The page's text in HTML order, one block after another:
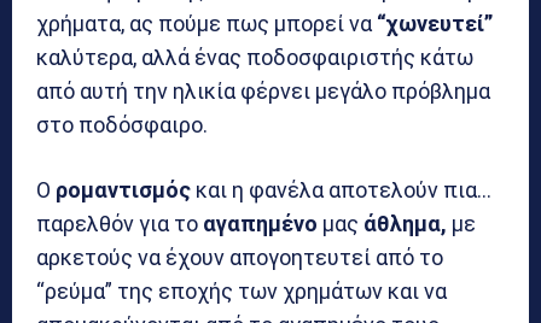
χρήματα, ας πούμε πως μπορεί να “χωνευτεί”
καλύτερα, αλλά ένας ποδοσφαιριστής κάτω
από αυτή την ηλικία φέρνει μεγάλο πρόβλημα
στο ποδόσφαιρο.
Ο ρομαντισμός και η φανέλα αποτελούν πια…
παρελθόν για το αγαπημένο μας άθλημα, με
αρκετούς να έχουν απογοητευτεί από το
“ρεύμα” της εποχής των χρημάτων και να